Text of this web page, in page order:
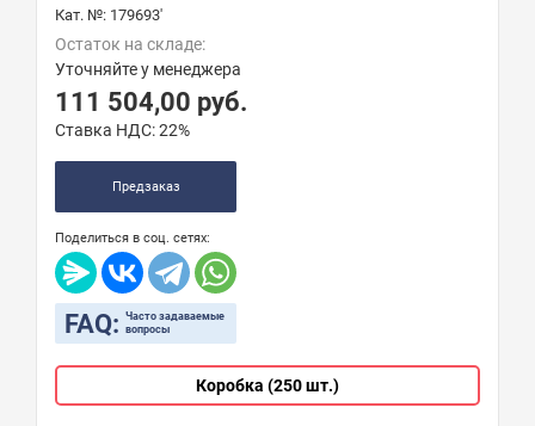
Кат. №: 179693'
Остаток на складе:
Уточняйте у менеджера
111 504,00 руб.
Ставка НДС:22%
Предзаказ
Поделиться в соц. сетях:
FAQ: Часто задаваемые
вопросы
Коробка (250 шт.)